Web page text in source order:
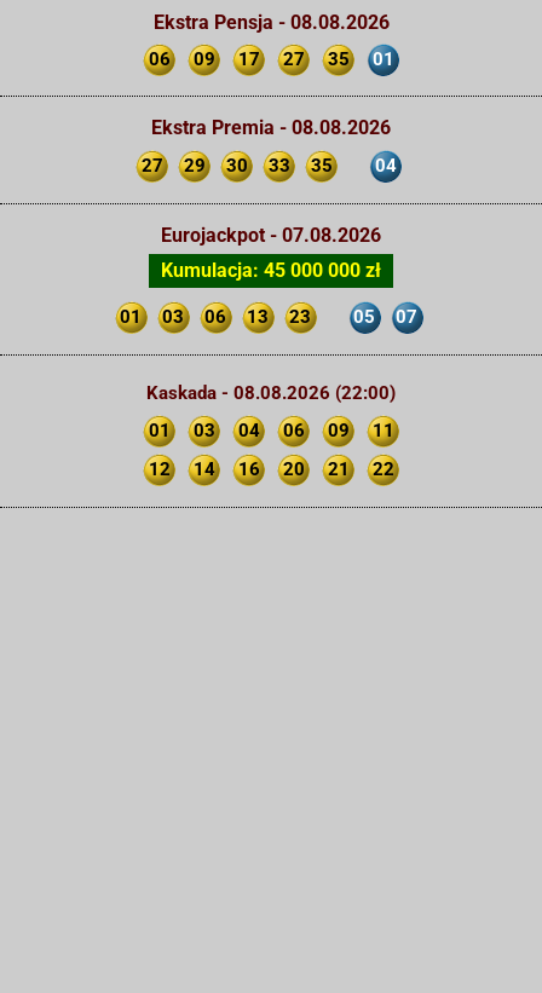
Ekstra Pensja - 08.08.2026
06 09 17 27 35 01
Ekstra Premia - 08.08.2026
27 29 30 33 35 04
Eurojackpot - 07.08.2026
Kumulacja: 45 000 000 zł
01 03 06 13 23 05 07
Kaskada - 08.08.2026 (22:00)
01
03 04 06 09
11
12
14 16 20 21 22